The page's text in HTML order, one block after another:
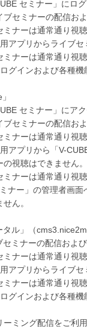
セミナー」にログ
ミナーの配信およ
ーは通常通り視聴
プリからライブセ
ーは通常通り視聴
インおよび各種機
セミナー」にアク
ミナーの配信およ
ーは通常通り視聴
プリから「V-
聴はできません。
ーは通常通り視聴
ー」の管理者画面
ん。
ル」（
ナーの配信および
ーは通常通り視聴
プリからライブセ
ーは通常通り視聴
インおよび各種機
ミング配信をご利